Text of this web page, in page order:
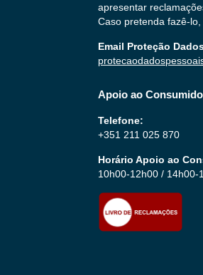
apresentar
Caso pretenda fazê-lo,
Email Proteção
Apoio ao
Telefone:
+351 211 025 870
Horário Apoio ao
10h00-12h00 / 14h00-